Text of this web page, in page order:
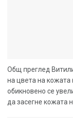
Общ преглед
на цвета на кожата
обикновено се
да засегне кожата